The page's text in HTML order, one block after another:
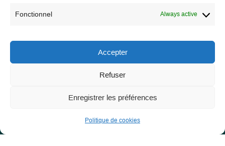
Fonctionnel Always active
Accepter
Refuser
Enregistrer les préférences
Politique de cookies